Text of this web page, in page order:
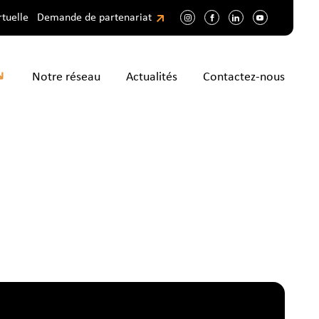
Demande de partenariat
Notre réseau Actualités Contactez-nous